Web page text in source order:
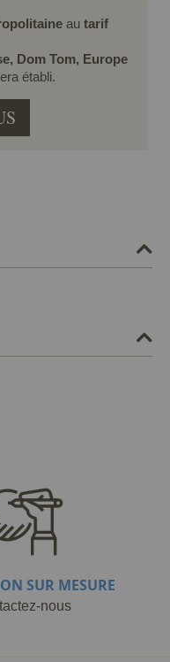
au tarif
Dom Tom, Europe
établi.
SUR MESURE
nous